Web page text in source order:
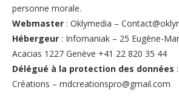
personne morale.
Webmaster : Oklymedia –
Hébergeur : Infomaniak – 25 Eugène-
Acacias 1227 Genève +41 22 820 35 44
Délégué à la protection des données
Créations – mdcreationspro@gmail.com